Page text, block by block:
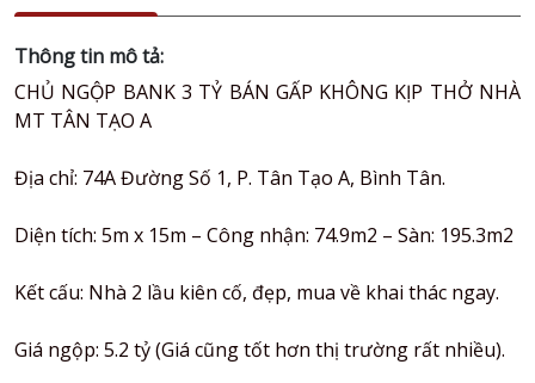
Thông tin mô tả:
CHỦ NGỘP BANK 3 TỶ BÁN GẤP KHÔNG KỊP THỞ NHÀ
MT TÂN TẠO A
Địa chỉ: 74A Đường Số 1, P. Tân Tạo A, Bình Tân.
Diện tích: 5m x 15m – Công nhận: 74.9m2 – Sàn: 195.3m2
Kết cấu: Nhà 2 lầu kiên cố, đẹp, mua về khai thác ngay.
Giá ngộp: 5.2 tỷ (Giá cũng tốt hơn thị trường rất nhiều).